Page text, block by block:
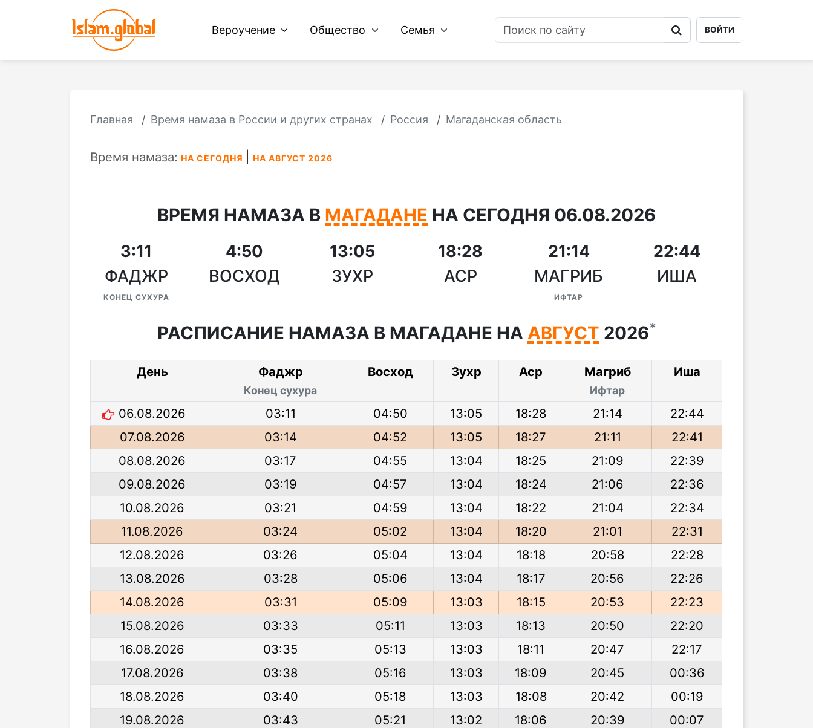
Вероучение Общество Семья ВОЙТИ
Главная Время намаза в России и других странах Россия Магаданская область
Время намаза: НА СЕГОДНЯ НА АВГУСТ 2026
ВРЕМЯ НАМАЗА В МАГАДАНЕ НА СЕГОДНЯ 06.08.2026
3:11
ФАДЖР
КОНЕЦ СУХУРА
4:50
ВОСХОД
13:05
ЗУХР
18:28
АСР
21:14
МАГРИБ
ИФТАР
22:44
ИША
РАСПИСАНИЕ НАМАЗА В МАГАДАНЕ НА АВГУСТ 2026*
День Фаджр
Конец сухура
Восход Зухр Аср Магриб
Ифтар
Иша
06.08.2026 03:11 04:50 13:05 18:28 21:14
22:44
07.08.2026
03:14 04:52 13:05 18:27 21:11
22:41
08.08.2026
03:17 04:55 13:04 18:25 21:09
22:39
09.08.2026
03:19 04:57 13:04 18:24 21:06
22:36
10.08.2026
03:21 04:59 13:04 18:22 21:04
22:34
11.08.2026
03:24 05:02 13:04 18:20 21:01
22:31
12.08.2026
03:26 05:04 13:04 18:18 20:58
22:28
13.08.2026
03:28 05:06 13:04 18:17 20:56
22:26
14.08.2026
03:31 05:09 13:03 18:15 20:53
22:23
15.08.2026
03:33 05:11 13:03 18:13 20:50
22:20
16.08.2026
03:35 05:13 13:03 18:11 20:47
22:17
17.08.2026
03:38 05:16 13:03 18:09 20:45
00:36
18.08.2026
03:40 05:18 13:03 18:08 20:42
00:19
19.08.2026
03:43 05:21 13:02 18:06 20:39
00:07